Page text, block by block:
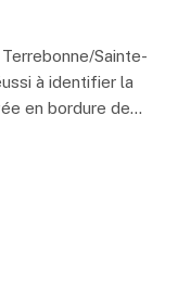
Sainte-
à identifier la
en bordure de…